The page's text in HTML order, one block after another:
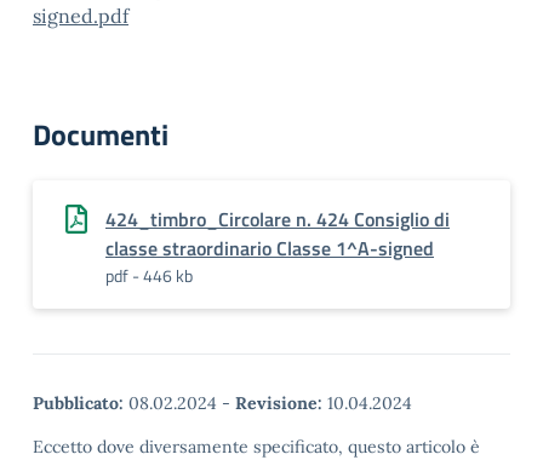
signed.pdf
Documenti
424_timbro_Circolare n. 424 Consiglio di
classe straordinario Classe 1^A-signed
pdf - 446 kb
Pubblicato: 08.02.2024 - Revisione: 10.04.2024
Eccetto dove diversamente specificato, questo articolo è